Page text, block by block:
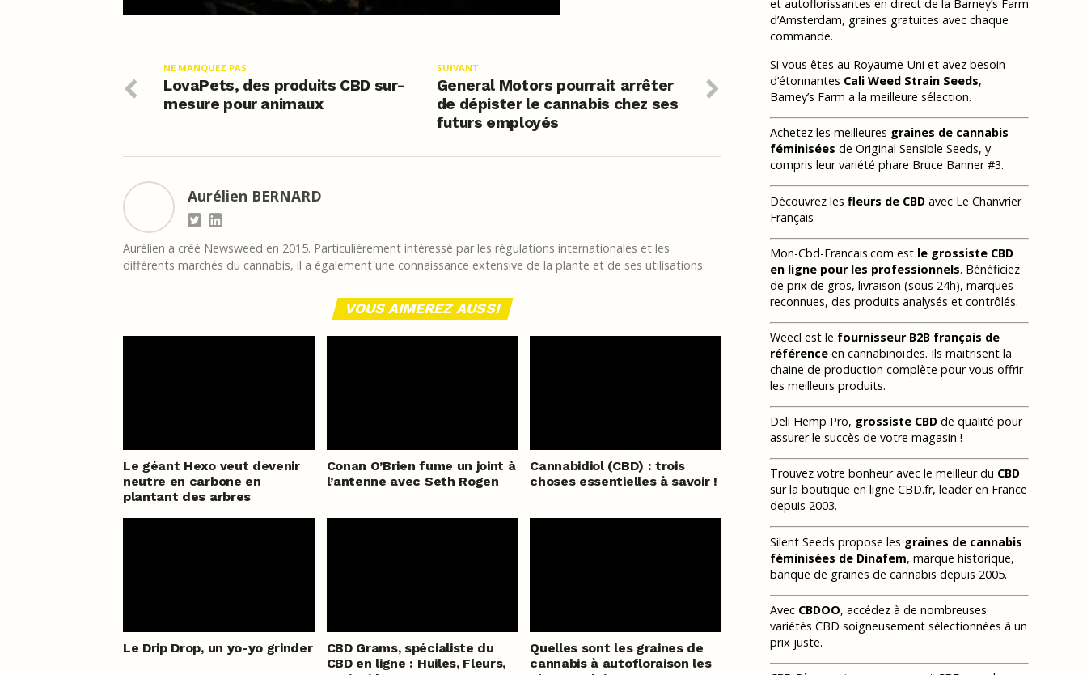
SUIVANT
General Motors pourrait arrêter
de dépister le cannabis chez ses
futurs employés
NE MANQUEZ PAS
LovaPets, des produits CBD sur-
mesure pour animaux
Aurélien BERNARD
Aurélien a créé Newsweed en 2015. Particulièrement intéressé par les régulations internationales et les
différents marchés du cannabis, il a également une connaissance extensive de la plante et de ses utilisations.
VOUS AIMEREZ AUSSI
Le géant Hexo veut devenir
neutre en carbone en
plantant des arbres
Conan O’Brien fume un joint à
l’antenne avec Seth Rogen
Cannabidiol (CBD) : trois
choses essentielles à savoir !
Le Drip Drop, un yo-yo grinder
CBD Grams, spécialiste du
CBD en ligne : Huiles, Fleurs,
Quelles sont les graines de
cannabis à autofloraison les
et autoflorissantes en direct de la Barney’s Farm
d’Amsterdam, graines gratuites avec chaque
commande.
Si vous êtes au Royaume-Uni et avez besoin
d’étonnantes Cali Weed Strain Seeds,
Barney’s Farm a la meilleure sélection.
Achetez les meilleures graines de cannabis
féminisées de Original Sensible Seeds, y
compris leur variété phare Bruce Banner #3.
Découvrez les fleurs de CBD avec Le Chanvrier
Français
Mon-Cbd-Francais.com est le grossiste CBD
en ligne pour les professionnels. Bénéficiez
de prix de gros, livraison (sous 24h), marques
reconnues, des produits analysés et contrôlés.
Weecl est le fournisseur B2B français de
référence en cannabinoïdes. Ils maitrisent la
chaine de production complète pour vous offrir
les meilleurs produits.
Deli Hemp Pro, grossiste CBD de qualité pour
assurer le succès de votre magasin !
Trouvez votre bonheur avec le meilleur du CBD
sur la boutique en ligne CBD.fr, leader en France
depuis 2003.
Silent Seeds propose les graines de cannabis
féminisées de Dinafem, marque historique,
banque de graines de cannabis depuis 2005.
Avec CBDOO, accédez à de nombreuses
variétés CBD soigneusement sélectionnées à un
prix juste.